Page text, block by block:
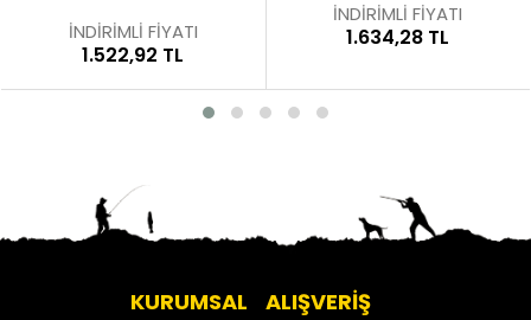
İNDİRİMLİ FİYATI
1.522,92 TL
İNDİRİMLİ FİYATI
1.634,28 TL
KURUMSAL ALIŞVERİŞ